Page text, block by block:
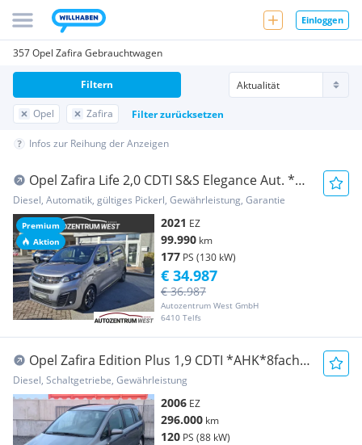
Einloggen
357 Opel Zafira Gebrauchtwagen
Opel Zafira Filter zurücksetzen
Filtern
Infos zur Reihung der Anzeigen
Premium
Aktion
Opel Zafira Life 2,0 CDTI S&S Elegance Aut. *7
Sitze...
Diesel, Automatik, gültiges Pickerl, Gewährleistung, Garantie
2021 EZ
99.990 km
177 PS (130 kW)
Autozentrum West GmbH
6410 Telfs
€ 36.987
€ 34.987
Opel Zafira Edition Plus 1,9 CDTI *AHK*8fach
bereift*
Diesel, Schaltgetriebe, Gewährleistung
2006 EZ
296.000 km
120 PS (88 kW)